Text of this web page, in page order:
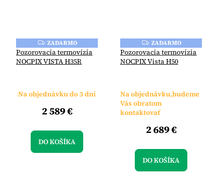
Z
A
D
A
ZADARMO
Pozorovacia termovízia
NOCPIX VISTA H35R
Na objednávku do 3 dní
2 589 €
DO KOŠÍKA
Z
A
D
A
ZADARMO
Pozorovacia termovízia
NOCPIX Vista H50
Na objednávku,budeme
Vás obratom
kontaktovať
2 689 €
DO KOŠÍKA